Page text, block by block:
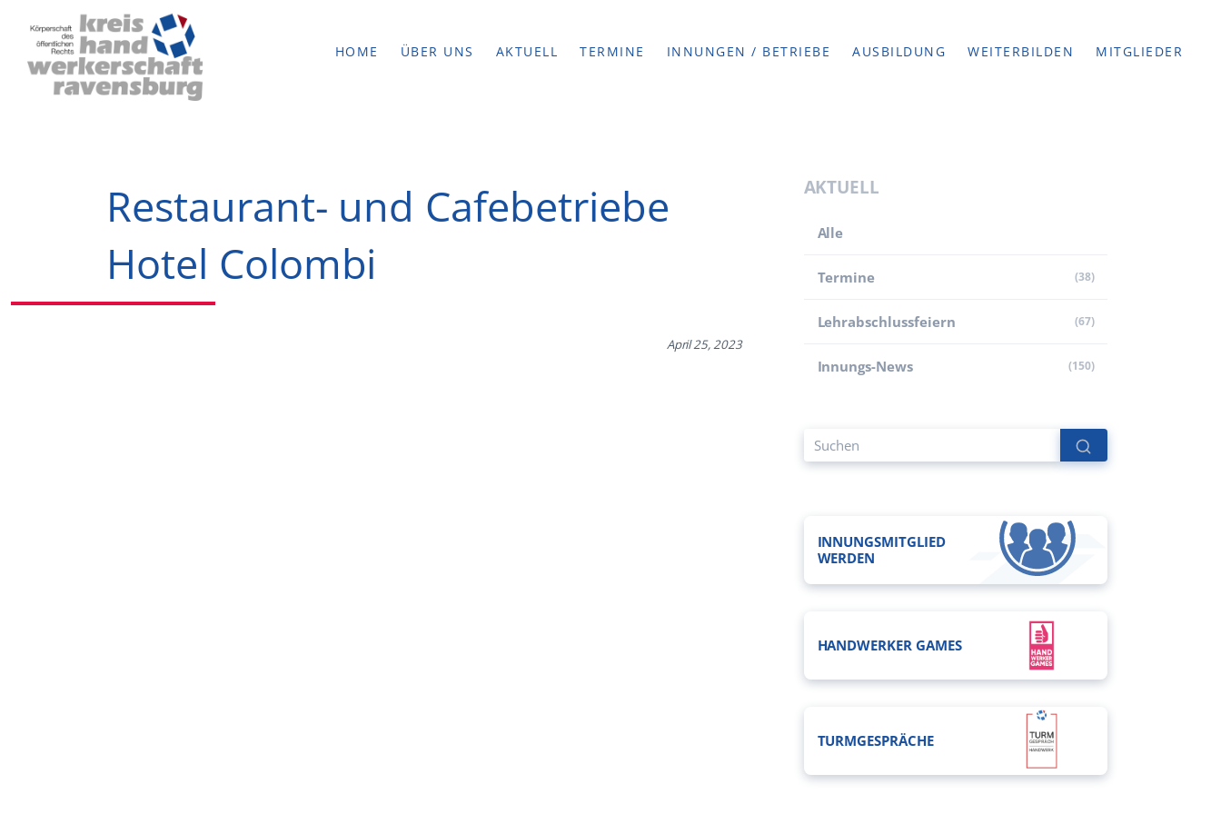
HOME ÜBER UNS AKTUELL TERMINE INNUNGEN / BETRIEBE AUSBILDUNG WEITERBILDEN MITGLIEDER
Restaurant- und Cafebetriebe
Hotel Colombi
April 25, 2023
AKTUELL
Alle
Termine (38)
Lehr­abschluss­feiern (67)
Innungs-News (150)
INNUNGSMITGLIED
WERDEN
HANDWERKER GAMES
TURMGESPRÄCHE